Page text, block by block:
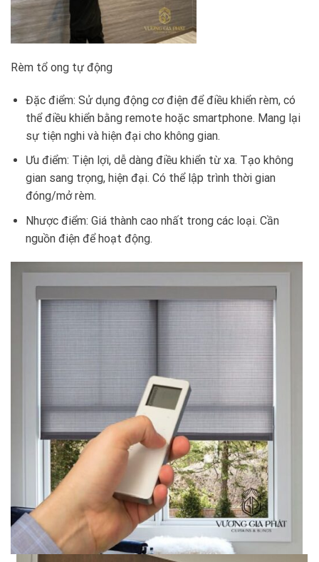
Rèm tổ ong tự động
Đặc điểm: Sử dụng động cơ điện để điều khiển rèm, có
thể điều khiển bằng remote hoặc smartphone. Mang lại
sự tiện nghi và hiện đại cho không gian.
Ưu điểm: Tiện lợi, dễ dàng điều khiển từ xa. Tạo không
gian sang trọng, hiện đại. Có thể lập trình thời gian
đóng/mở rèm.
Nhược điểm: Giá thành cao nhất trong các loại. Cần
nguồn điện để hoạt động.